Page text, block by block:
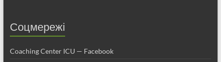
Соцмережі
Coaching Center ICU — Facebook